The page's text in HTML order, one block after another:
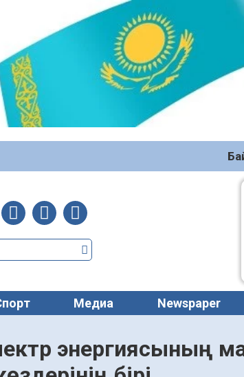
Медиа Newspaper
энергиясының